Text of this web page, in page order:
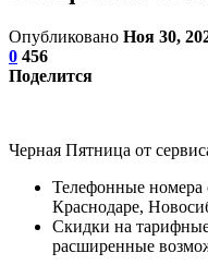
Опубликовано Ноя 30,
0 456
Поделится
Черная Пятница от
Телефонные номера
Краснодаре,
Скидки на
расширенные